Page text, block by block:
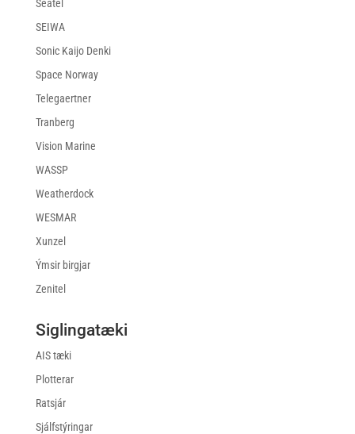
Seatel
SEIWA
Sonic Kaijo Denki
Space Norway
Telegaertner
Tranberg
Vision Marine
WASSP
Weatherdock
WESMAR
Xunzel
Ýmsir birgjar
Zenitel
Siglingatæki
AIS tæki
Plotterar
Ratsjár
Sjálfstýringar